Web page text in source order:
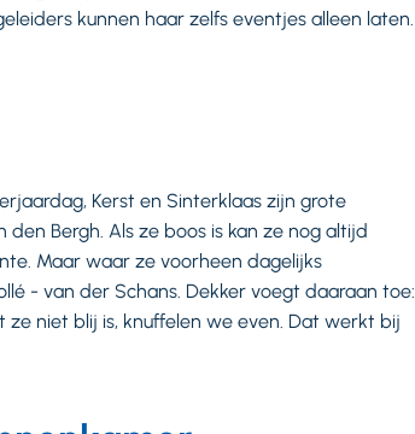
kunnen haar zelfs eventjes alleen laten.
Kerst en Sinterklaas zijn grote
den Bergh. Als ze boos is kan ze nog altijd
Maar waar ze voorheen dagelijks
- van der Schans. Dekker voegt daaraan toe:
ze niet blij is, knuffelen we even. Dat werkt bij